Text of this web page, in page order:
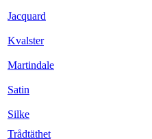
Jacquard
Kvalster
Martindale
Satin
Silke
Trådtäthet